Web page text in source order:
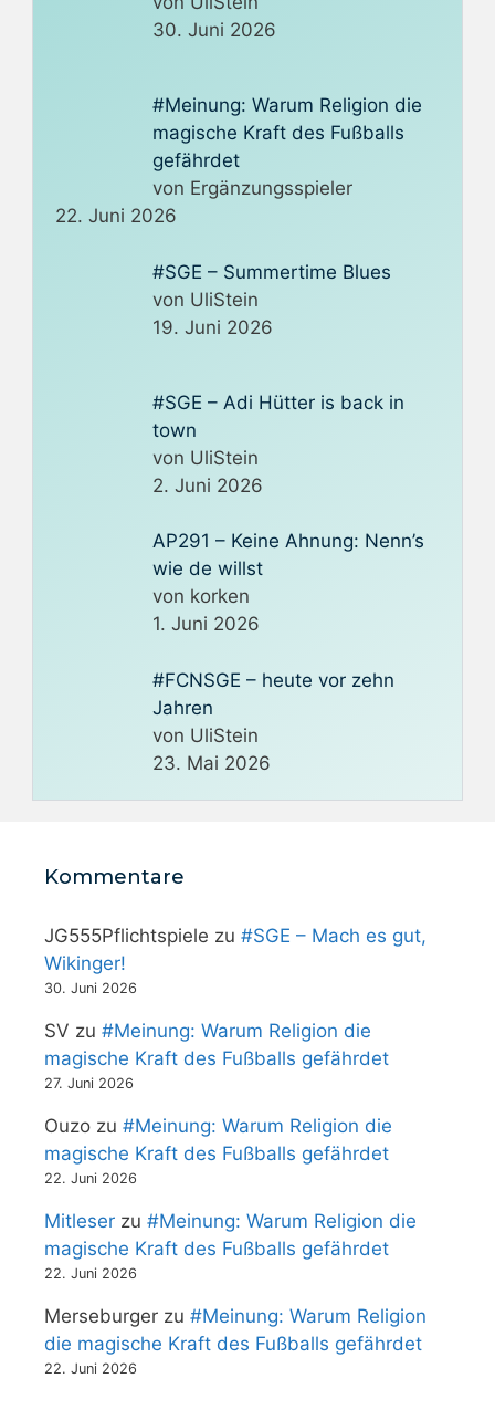
30. Juni 2026
#Meinung: Warum Religion die
magische Kraft des Fußballs
gefährdet
von Ergänzungsspieler
22. Juni 2026
#SGE – Summertime Blues
von UliStein
19. Juni 2026
#SGE – Adi Hütter is back in
town
von UliStein
2. Juni 2026
AP291 – Keine Ahnung: Nenn’s
wie de willst
von korken
1. Juni 2026
#FCNSGE – heute vor zehn
Jahren
von UliStein
23. Mai 2026
Kommentare
JG555Pflichtspiele zu #SGE – Mach es gut,
Wikinger!
30. Juni 2026
SV zu #Meinung: Warum Religion die
magische Kraft des Fußballs gefährdet
27. Juni 2026
Ouzo zu #Meinung: Warum Religion die
magische Kraft des Fußballs gefährdet
22. Juni 2026
Mitleser zu #Meinung: Warum Religion die
magische Kraft des Fußballs gefährdet
22. Juni 2026
Merseburger zu #Meinung: Warum Religion
die magische Kraft des Fußballs gefährdet
22. Juni 2026